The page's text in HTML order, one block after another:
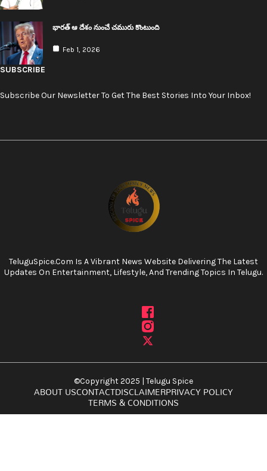
భార‌త్ ఆ దేశం నుంచే చ‌మురు కొంటుంది
Feb 1, 2026
SUBSCRIBE
Subscribe Our Newsletter To Get The Best Stories Into Your Inbox!
TeluguSpice.com Is A Vibrant News Website Delivering The Latest
Updates On Entertainment, Lifestyle, And Trending Topics In Telugu.
©Copyright 2025 | Telugu Spice
ABOUT USCONTACTDISCLAIMERPRIVACY POLICY
TERMS & CONDITIONS